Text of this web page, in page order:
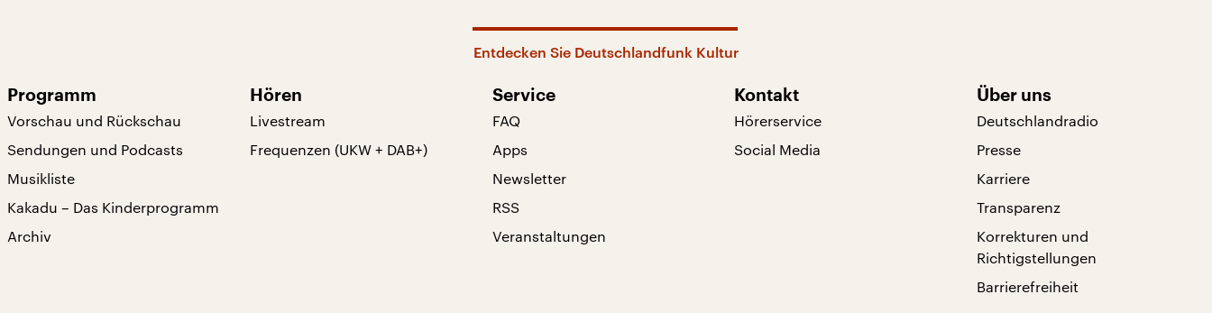
Entdecken Sie Deutschlandfunk Kultur
Programm
Vorschau und Rückschau
Sendungen und Podcasts
Musikliste
Kakadu – Das Kinderprogramm
Archiv
Hören
Livestream
Frequenzen (UKW + DAB+)
Service
FAQ
Apps
Newsletter
RSS
Veranstaltungen
Kontakt
Hörerservice
Social Media
Über uns
Deutschlandradio
Presse
Karriere
Transparenz
Korrekturen und
Richtigstellungen
Barrierefreiheit